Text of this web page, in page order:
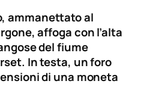
ammanettato al
affoga con l’alta
del fiume
In testa, un foro
di una moneta